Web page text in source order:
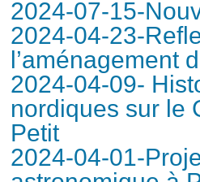
2024-07-15-
2024-04-23-
l’aménagement
2024-04-09-
nordiques sur le
Petit
2024-04-01-